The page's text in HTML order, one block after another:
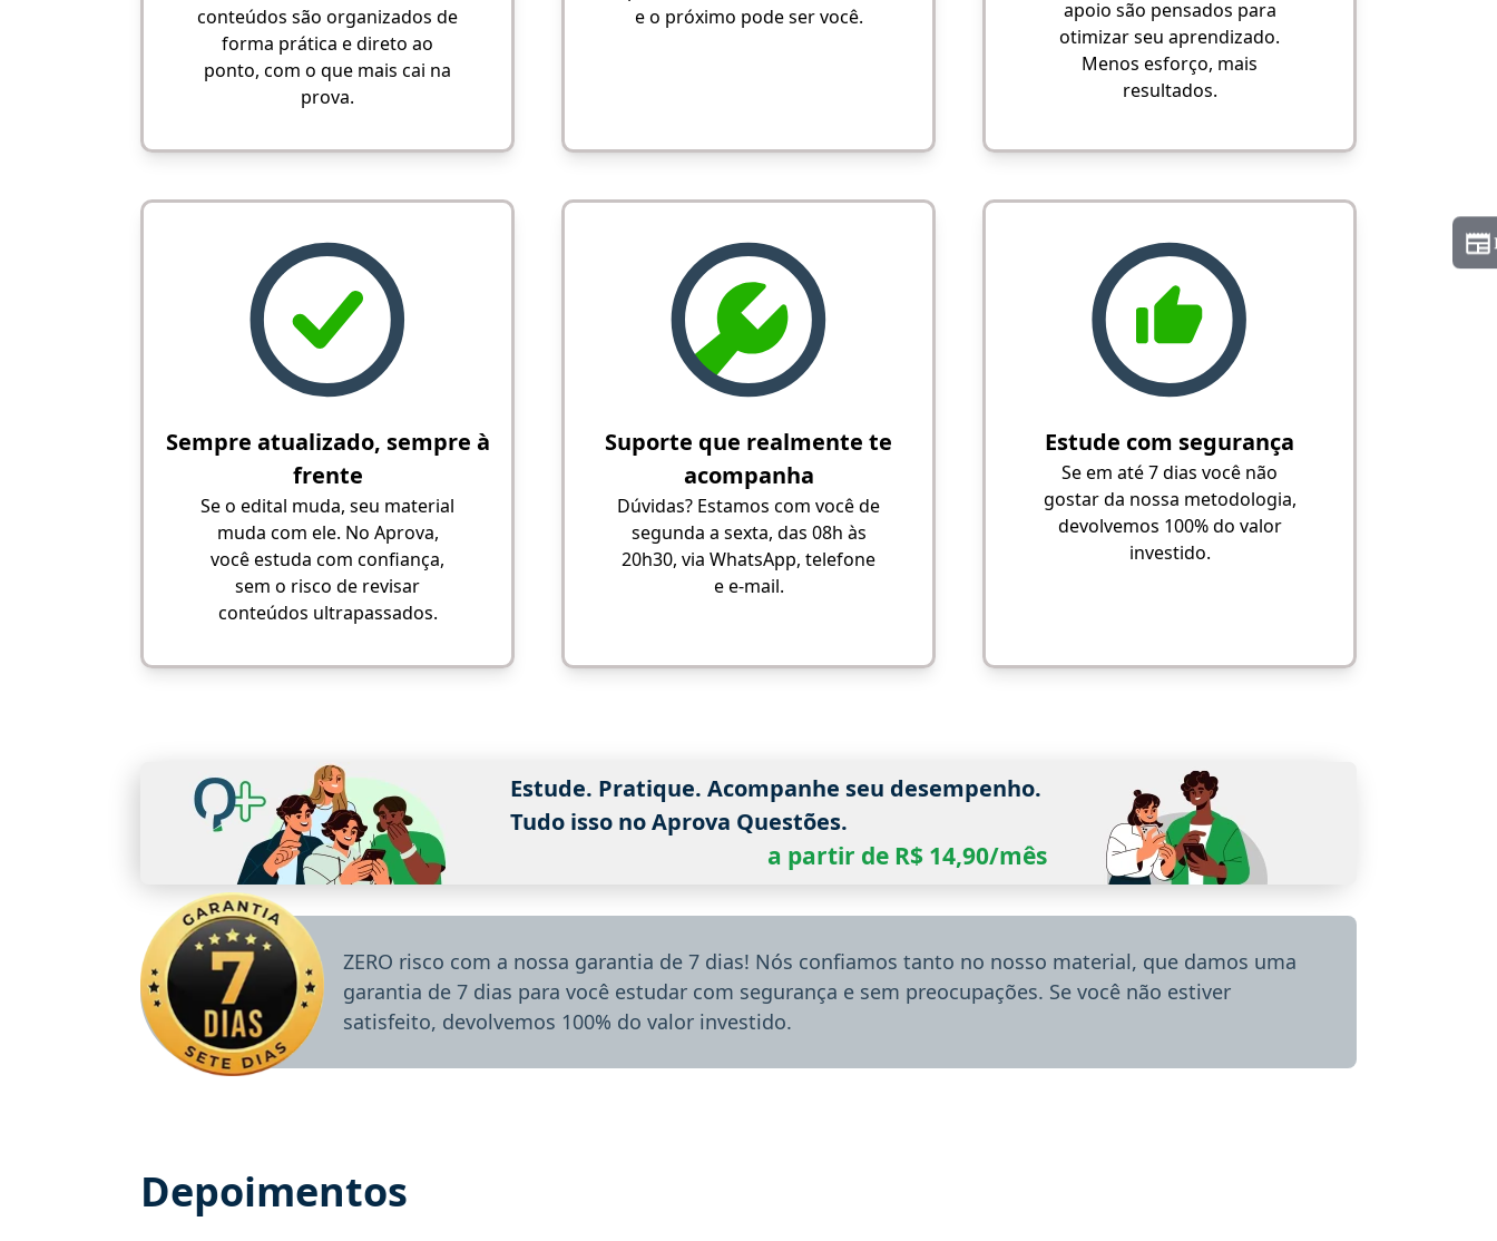
conteúdos são organizados de
forma prática e direto ao
ponto, com o que mais cai na
prova.
e o próximo pode ser você.
apoio são pensados para
otimizar seu aprendizado.
Menos esforço, mais
resultados.
Sempre atualizado, sempre à
frente
Se o edital muda, seu material
muda com ele. No Aprova,
você estuda com confiança,
sem o risco de revisar
conteúdos ultrapassados.
Suporte que realmente te
acompanha
Dúvidas? Estamos com você de
segunda a sexta, das 08h às
20h30, via WhatsApp, telefone
e e-mail.
Estude com segurança
Se em até 7 dias você não
gostar da nossa metodologia,
devolvemos 100% do valor
investido.
Estude. Pratique. Acompanhe seu desempenho.
Tudo isso no Aprova Questões.
a partir de R$ 14,90/mês
ZERO risco com a nossa garantia de 7 dias! Nós confiamos tanto no nosso material, que damos uma
garantia de 7 dias para você estudar com segurança e sem preocupações. Se você não estiver
satisfeito, devolvemos 100% do valor investido.
Depoimentos